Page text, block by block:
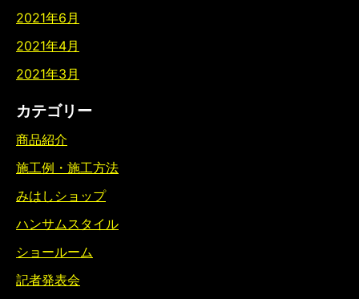
2021年6月
2021年4月
2021年3月
カテゴリー
商品紹介
施工例・施工方法
みはしショップ
ハンサムスタイル
ショールーム
記者発表会